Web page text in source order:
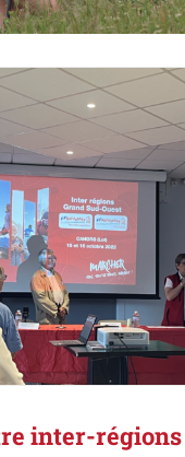
inter-régions